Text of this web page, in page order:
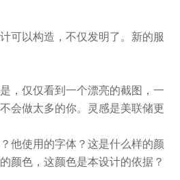
可以构造，不仅发明了。新的服
，仅仅看到一个漂亮的截图，一
会做太多的你。灵感是美联储更
他使用的字体？这是什么样的颜
颜色，这颜色是本设计的依据？